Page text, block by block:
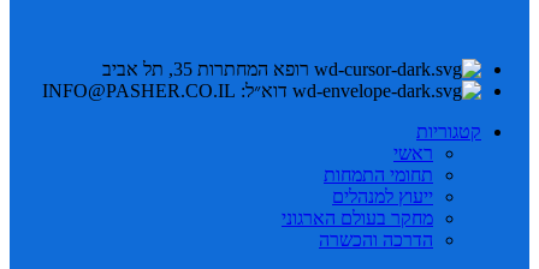
רופא המחתרות 35, תל אביב
דוא״ל: INFO@PASHER.CO.IL
קטגוריות
ראשי
תחומי התמחות
ייעוץ למנהלים
מחקר בעולם הארגוני
הדרכה והכשרה